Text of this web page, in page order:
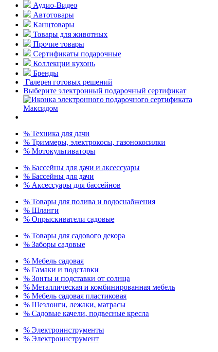
Аудио-Видео
Автотовары
Канцтовары
Товары для животных
Прочие товары
Сертификаты подарочные
Коллекции кухонь
Бренды
Галерея готовых решений
Выберите электронный подарочный сертификат
% Техника для дачи
% Триммеры, электрокосы, газонокосилки
% Мотокультиваторы
% Бассейны для дачи и аксессуары
% Бассейны для дачи
% Аксессуары для бассейнов
% Товары для полива и водоснабжения
% Шланги
% Опрыскиватели садовые
% Товары для садового декора
% Заборы садовые
% Мебель садовая
% Гамаки и подставки
% Зонты и подставки от солнца
% Металлическая и комбинированная мебель
% Мебель садовая пластиковая
% Шезлонги, лежаки, матрасы
% Садовые качели, подвесные кресла
% Электроинструменты
% Электроинструмент